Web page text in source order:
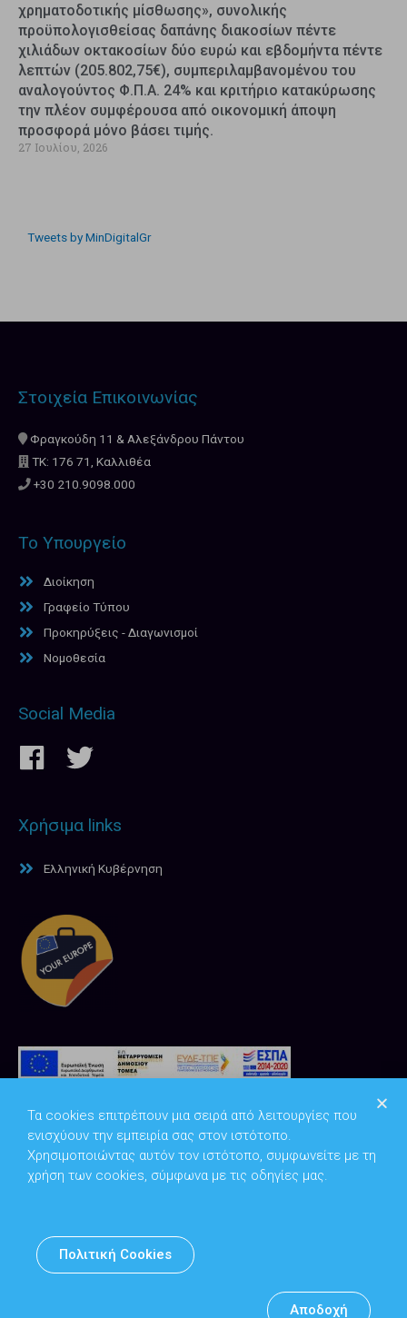
χρηματοδοτικής μίσθωσης», συνολικής
προϋπολογισθείσας δαπάνης διακοσίων πέντε
χιλιάδων οκτακοσίων δύο ευρώ και εβδομήντα πέντε
λεπτών (205.802,75€), συμπεριλαμβανομένου του
αναλογούντος Φ.Π.Α. 24% και κριτήριο κατακύρωσης
την πλέον συμφέρουσα από οικονομική άποψη
προσφορά μόνο βάσει τιμής.
27 Ιουλίου, 2026
Tweets by MinDigitalGr
Στοιχεία Επικοινωνίας
Φραγκούδη 11 & Αλεξάνδρου Πάντου
ΤΚ: 176 71, Καλλιθέα
+30 210.9098.000
Το Υπουργείο
Διοίκηση
Γραφείο Τύπου
Προκηρύξεις - Διαγωνισμοί
Νομοθεσία
Social Media
Χρήσιμα links
Ελληνική Κυβέρνηση
Copyright © 2026Υπουργείο Ψηφιακής Διακυβέρνησης
Υπεύθυνος DPO: Θανάσης Κοσμόπουλος | dpo@mindigital.gr
Τα cookies επιτρέπουν μια σειρά από λειτουργίες που
ενισχύουν την εμπειρία σας στον ιστότοπο.
Χρησιμοποιώντας αυτόν τον ιστότοπο, συμφωνείτε με τη
χρήση των cookies, σύμφωνα με τις οδηγίες μας.
Πολιτική Cookies
Αποδοχή